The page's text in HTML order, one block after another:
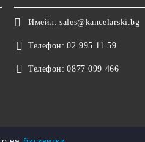
Имейл: sales@kancelarski.bg
Телефон: 02 995 11 59
Телефон: 0877 099 466